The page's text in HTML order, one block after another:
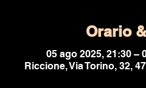
Orario
05 ago 2025, 21:30 –
Riccione, Via Torino, 32,